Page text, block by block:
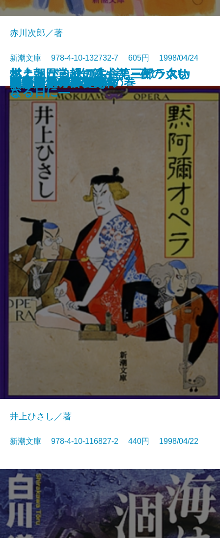
プリズンの満月
義男の青春・別離
イニュニック［生命］―アラスカ
の原野を旅する―
生きものたちの部屋
町でいちばんの美女
こころの処方箋
父と子
明治の人物誌
陋巷に在り〔3〕媚の巻
子子家庭は大当り！
赤川次郎／著
新潮文庫 978-4-10-132732-7 605円 1998/04/24
黙阿彌オペラ
井上ひさし／著
新潮文庫 978-4-10-116827-2 440円 1998/04/22
海は涸いていた
花盗人
大博打
白い犬とワルツを
日々の泡
村上朝日堂超短篇小説 夜のくも
ざる
燃えあがる緑の木―第三部 大い
なる日に―
無能の人・日の戯れ
ホリー・ガーデン